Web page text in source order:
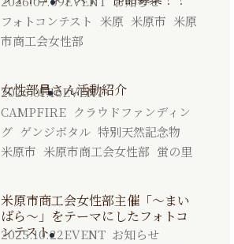
フォトコンテスト
米原 米原市 米原
市商工会女性部
女性部員さん活動紹介
2026.01.16EVENT
CAMPFIRE クラウドファンディン
グ ゲンジボタル 特別天然記念物
米原市 米原市商工会女性部 蛍の里
米原市商工会女性部主催「～まい
ばら～」をテーマにしたフォトコ
ンテスト
2025.10.22EVENT, お知らせ